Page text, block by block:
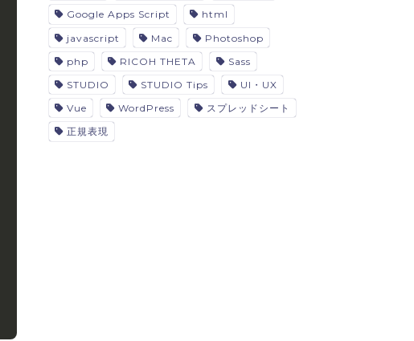
Google Apps Script
html
javascript
Mac
Photoshop
php
RICOH THETA
Sass
STUDIO
STUDIO Tips
UI・UX
Vue
WordPress
スプレッドシート
正規表現